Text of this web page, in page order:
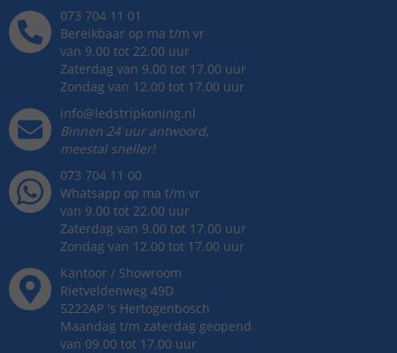
073 704 11 01
Bereikbaar op ma t/m vr
van 9.00 tot 22.00 uur
Zaterdag van 9.00 tot 17.00 uur
Zondag van 12.00 tot 17.00 uur
info@ledstripkoning.nl
Binnen 24 uur antwoord,
meestal sneller!
073 704 11 00
Whatsapp op ma t/m vr
van 9.00 tot 22.00 uur
Zaterdag van 9.00 tot 17.00 uur
Zondag van 12.00 tot 17.00 uur
Kantoor / Showroom
Rietveldenweg 49D
5222AP 's Hertogenbosch
Maandag t/m zaterdag geopend
van 09.00 tot 17.00 uur